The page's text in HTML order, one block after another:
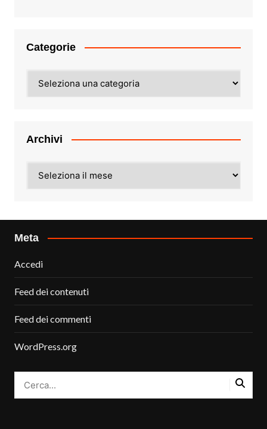
Categorie
Archivi
Meta
Accedi
Feed dei contenuti
Feed dei commenti
WordPress.org